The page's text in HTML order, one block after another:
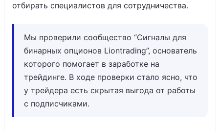
отбирать специалистов для сотрудничества.
Мы проверили сообщество “Сигналы для
бинарных опционов Liontrading”, основатель
которого помогает в заработке на
трейдинге. В ходе проверки стало ясно, что
у трейдера есть скрытая выгода от работы
с подписчиками.